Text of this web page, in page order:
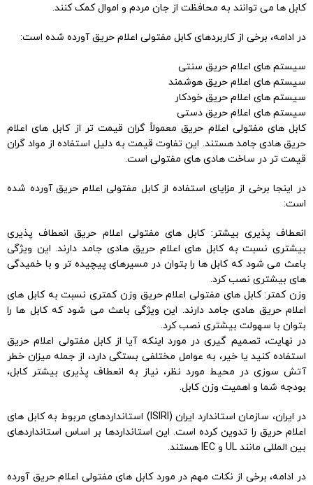
کابل ها می توانند به محافظت از جان مردم و اموال کمک کنند.
در ادامه، برخی از کاربردهای کابل مفتولی اعلام حریق آورده شده است:
سیستم های اعلام حریق سنتی
سیستم های اعلام حریق هوشمند
سیستم های اعلام حریق خودکار
سیستم های اعلام حریق دستی
کابل های مفتولی اعلام حریق معمولاً گران قیمت تر از کابل های اعلام
حریق هادی جامد هستند. این تفاوت قیمت به دلیل استفاده از مواد گران
قیمت تر در ساخت هادی های مفتولی است.
در اینجا برخی از مزایای استفاده از کابل مفتولی اعلام حریق آورده شده
است:
انعطاف پذیری بیشتر: کابل های مفتولی اعلام حریق انعطاف پذیری
بیشتری نسبت به کابل های اعلام حریق هادی جامد دارند. این ویژگی
باعث می شود که کابل ها را بتوان در مسیرهای پیچیده تر و با خمیدگی
های بیشتری نصب کرد.
وزن کمتر: کابل های مفتولی اعلام حریق وزن کمتری نسبت به کابل های
اعلام حریق هادی جامد دارند. این ویژگی باعث می شود که کابل ها را
بتوان با سهولت بیشتری نصب کرد.
در نهایت، تصمیم گیری در مورد اینکه آیا از کابل مفتولی اعلام حریق
استفاده کنید یا خیر، به عوامل مختلفی بستگی دارد، از جمله میزان خطر
آتش سوزی در محیط مورد نظر، نیاز به انعطاف پذیری بیشتر کابل،
بودجه شما و اهمیت وزن کابل.
در ایران، سازمان استاندارد ایران (ISIRI) استانداردهای مربوط به کابل های
اعلام حریق را تدوین کرده است. این استانداردها بر اساس استانداردهای
بین المللی مانند UL و IEC هستند.
در ادامه، برخی از نکات مهم در مورد کابل های مفتولی اعلام حریق آورده